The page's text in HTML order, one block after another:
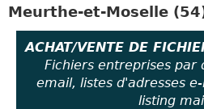
Meurthe-et-Moselle
ACHAT/VENTE DE
Fichiers entreprises par
email, listes d'adresses
listing